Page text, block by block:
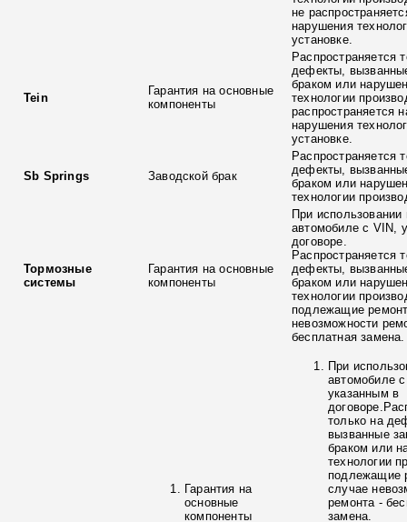
не
нарушения
установке.
Tein
Гарантия на основные
компоненты
Распространяется
дефекты,
браком или
технологии
распространяется
нарушения
установке.
Sb Springs Заводской брак
Распространяется
дефекты,
браком или
технологии
Тормозные
системы
Гарантия на основные
компоненты
При использовании
автомобиле с VIN,
договоре.
Распространяется
дефекты,
браком или
технологии
подлежащие
невозможности
бесплатная замена.
Гарантия на
основные
компоненты
При
автомобиле
указанным в
только на
вызванные
браком или
технологии
подлежащие
случае
ремонта -
замена.